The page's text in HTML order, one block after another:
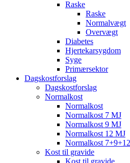
Raske
Raske
Normalvægt
Overvægt
Diabetes
Hjertekarsygdom
Syge
Primærsektor
Dagskostforslag
Dagskostforslag
Normalkost
Normalkost
Normalkost 7 MJ
Normalkost 9 MJ
Normalkost 12 MJ
Normalkost
Kost til gravide
Kost til gravide